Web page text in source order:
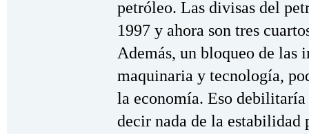
petróleo. Las divisas del
1997 y ahora son tres
Además, un bloqueo de las
maquinaria y tecnología,
la economía. Eso debilitaría
decir nada de la